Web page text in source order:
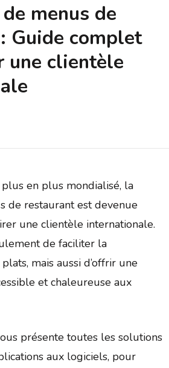
menus de
Guide complet
une clientèle
en plus mondialisé, la
de restaurant est devenue
une clientèle internationale.
de faciliter la
mais aussi d’offrir une
et chaleureuse aux
présente toutes les solutions
aux logiciels, pour